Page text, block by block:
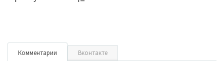
Комментарии Вконтакте